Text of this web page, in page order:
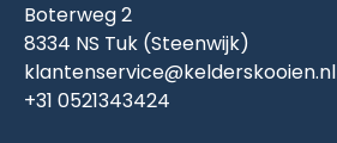
Boterweg 2
8334 NS Tuk (Steenwijk)
klantenservice@kelderskooien.nl
+31 0521343424